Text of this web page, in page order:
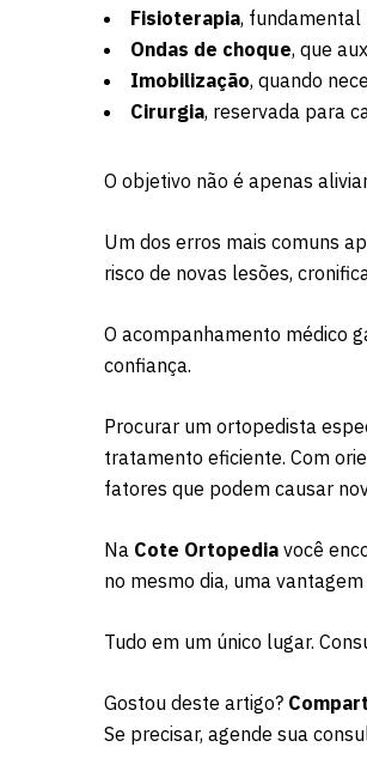
Fisioterapia, fundamental
Ondas de choque, que
Imobilização, quando
Cirurgia, reservada para
O objetivo não é apenas
Um dos erros mais comuns
risco de novas lesões,
O acompanhamento médico
confiança.
Procurar um ortopedista
tratamento eficiente. Com
fatores que podem causar
Na Cote Ortopedia você
no mesmo dia, uma
Tudo em um único lugar.
Gostou deste artigo?
Se precisar, agende sua